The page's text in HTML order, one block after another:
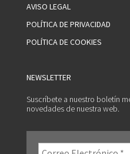
AVISO LEGAL
POLÍTICA DE PRIVACIDAD
POLÍTICA DE COOKIES
NEWSLETTER
Suscríbete a nuestro boletín
novedades de nuestra web.